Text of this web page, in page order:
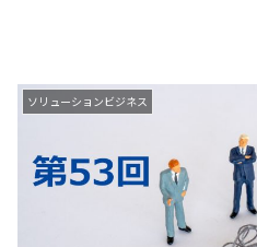
ソリューションビジネス